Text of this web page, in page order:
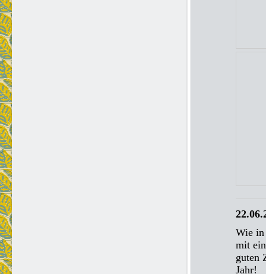
Wie in
mit
guten
Jahr!